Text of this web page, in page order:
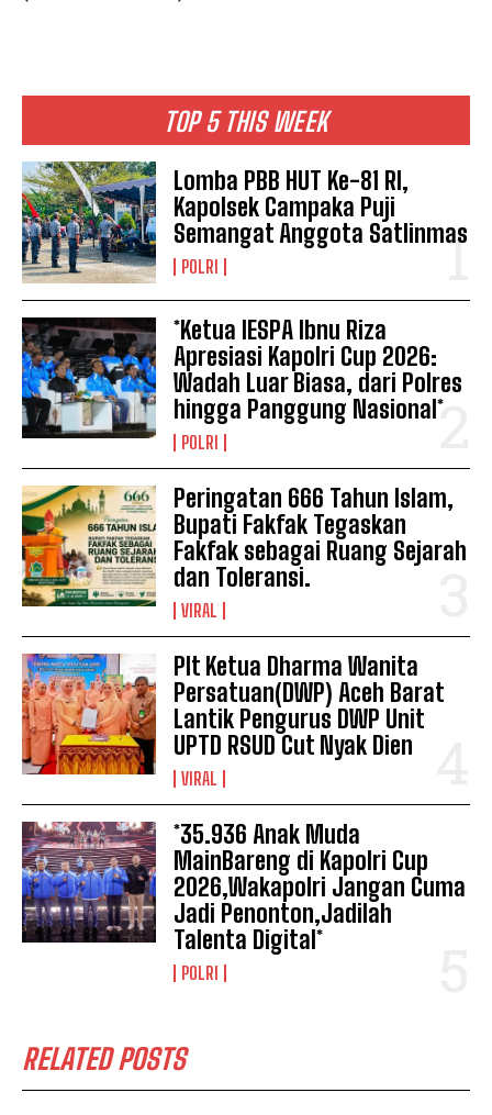
TOP 5 THIS WEEK
Lomba PBB HUT Ke-81 RI,
Kapolsek Campaka Puji
Semangat Anggota Satlinmas
POLRI
*Ketua IESPA Ibnu Riza
Apresiasi Kapolri Cup 2026:
Wadah Luar Biasa, dari Polres
hingga Panggung Nasional*
POLRI
Peringatan 666 Tahun Islam,
Bupati Fakfak Tegaskan
Fakfak sebagai Ruang Sejarah
dan Toleransi.
VIRAL
Plt Ketua Dharma Wanita
Persatuan(DWP) Aceh Barat
Lantik Pengurus DWP Unit
UPTD RSUD Cut Nyak Dien
VIRAL
*35.936 Anak Muda
MainBareng di Kapolri Cup
2026,Wakapolri Jangan Cuma
Jadi Penonton,Jadilah
Talenta Digital*
POLRI
RELATED POSTS